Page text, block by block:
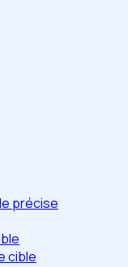
précise
cible